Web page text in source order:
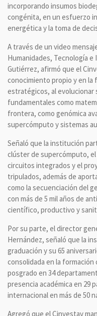
incorporando insumos
congénita, en un esfuerzo
energética y la toma de
A través de un video
Humanidades, Tecnología e
Gutiérrez, afirmó que el
conocimiento propio y en la
estratégicos, al evolucionar
fundamentales como
frontera, como genómica
supercómputo y sistemas
Señaló que la institución
clúster de supercómputo,
circuitos integrados y el
tripulados, además de
como la secuenciación del
con más de 5 mil años de
científico, productivo y
Por su parte, el director
Hernández, señaló que la
graduación y su 65
consolidada en la
posgrado en 34
presencia académica en 29
internacional en más de 50
Agregó que el Cinvestav